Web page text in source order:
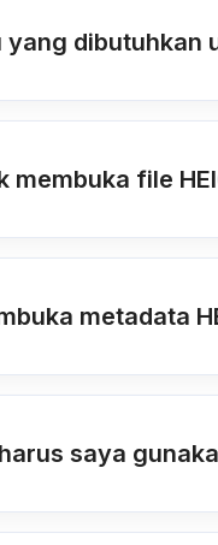
dibutuhkan
membuka file
metadata
saya